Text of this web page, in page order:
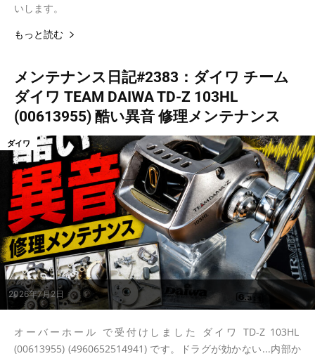
いします。
もっと読む
メンテナンス日記#2383：ダイワ チーム
ダイワ TEAM DAIWA TD-Z 103HL
(00613955) 酷い異音 修理メンテナンス
2026年7月2日
ダイワ
オーバーホール で受付けしました ダイワ TD-Z 103HL
(00613955) (4960652514941) です。ドラグが効かない...内部か